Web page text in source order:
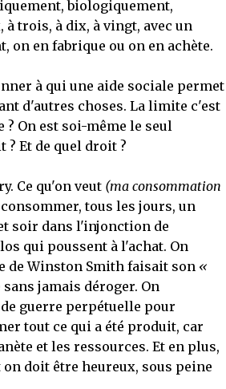
biologiquement,
trois, à dix, à vingt, avec un
on en fabrique ou on en achète.
à qui une aide sociale permet
d'autres choses. La limite c'est
On est soi-même le seul
Et de quel droit ?
Ce qu'on veut (ma consommation
tous les jours, un
soir dans l'injonction de
qui poussent à l'achat. On
de Winston Smith faisait son «
jamais déroger. On
guerre perpétuelle pour
tout ce qui a été produit, car
et les ressources. Et en plus,
on doit être heureux, sous peine